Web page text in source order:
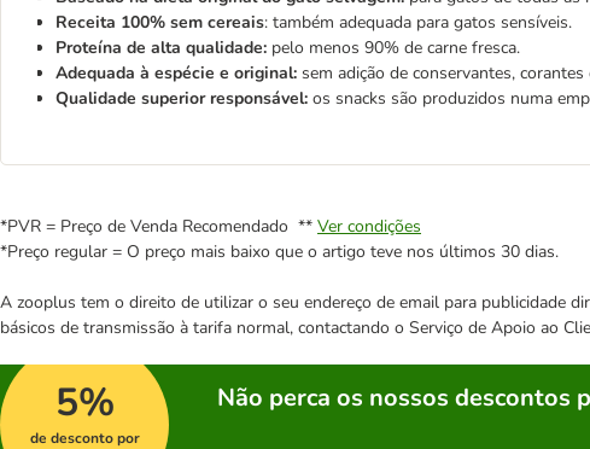
Receita 100% sem cereais: também adequada para gatos sensíveis.
Proteína de alta qualidade: pelo menos 90% de carne fresca.
Adequada à espécie e original: sem adição de conservantes,
Qualidade superior responsável: os snacks são produzidos numa
*PVR = Preço de Venda Recomendado ** Ver condições
*Preço regular = O preço mais baixo que o artigo teve nos últimos 30 dias.
A zooplus tem o direito de utilizar o seu endereço de email para publicidade
básicos de transmissão à tarifa normal, contactando o Serviço de Apoio ao
5%
de desconto por
Não perca os nossos descontos